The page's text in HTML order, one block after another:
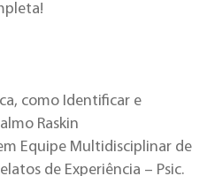
como Identificar e
Raskin
Equipe Multidisciplinar de
de Experiência – Psic.